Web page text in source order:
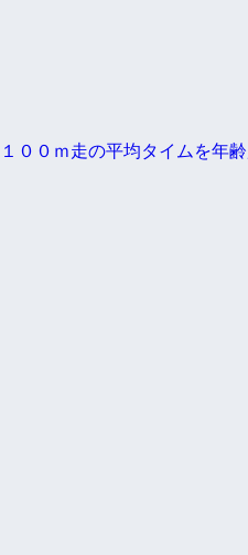
１００ｍ走の平均タイムを年